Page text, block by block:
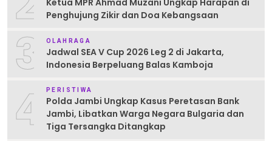
Penghujung Zikir dan Doa Kebangsaan
3 OLAHRAGA
Jadwal SEA V Cup 2026 Leg 2 di Jakarta,
Indonesia Berpeluang Balas Kamboja
4 PERISTIWA
Polda Jambi Ungkap Kasus Peretasan Bank
Jambi, Libatkan Warga Negara Bulgaria dan
Tiga Tersangka Ditangkap